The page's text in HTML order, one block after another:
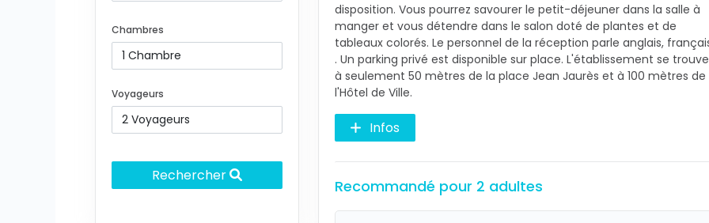
Chambres
Voyageurs
Rechercher
disposition. Vous pourrez savourer le petit-déjeuner dans la salle à
manger et vous détendre dans le salon doté de plantes et de
tableaux colorés. Le personnel de la réception parle anglais,
. Un parking privé est disponible sur place. L'établissement se trouve
à seulement 50 mètres de la place Jean Jaurès et à 100 mètres de
l'Hôtel de Ville.
Infos
Recommandé pour 2 adultes